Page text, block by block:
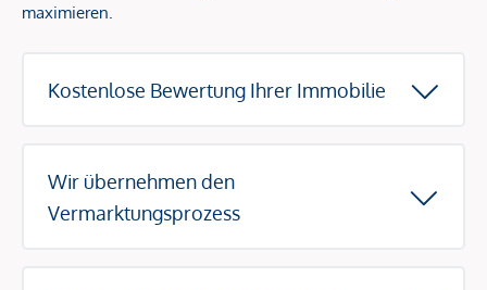
maximieren.
Kostenlose Bewertung Ihrer Immobilie
Wir übernehmen den
Vermarktungsprozess